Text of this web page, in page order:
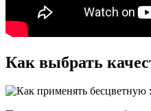
Как выбрать